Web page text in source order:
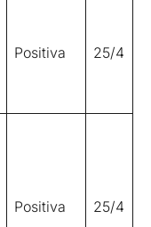
Positiva 25/4
Positiva 25/4